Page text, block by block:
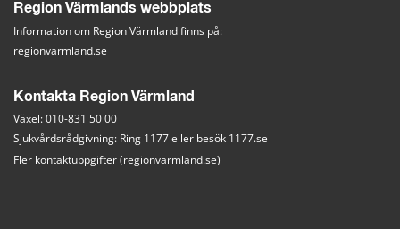
Region Värmlands webbplats
Information om Region Värmland finns på:
regionvarmland.se
Kontakta Region Värmland
Växel: 010-831 50 00
Sjukvårdsrådgivning: Ring 1177 eller besök 1177.se
Fler kontaktuppgifter (regionvarmland.se)